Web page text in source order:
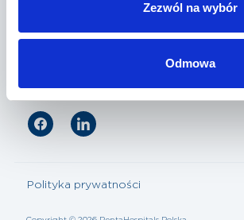
Zezwól na wybór
Odmowa
Polityka prywatności